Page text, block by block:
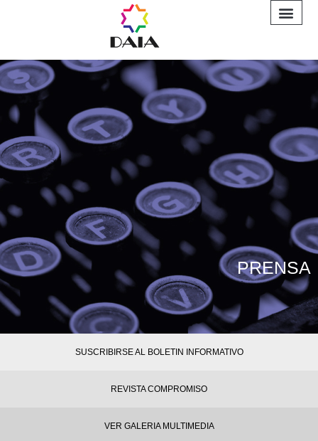
PRENSA
SUSCRIBIRSE AL BOLETIN INFORMATIVO
REVISTA COMPROMISO
VER GALERIA MULTIMEDIA